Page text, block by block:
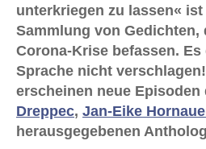
unterkriegen zu lassen«
Sammlung von Gedichten,
Corona-Krise befassen.
Sprache nicht
erscheinen neue Episoden
Dreppec, Jan-Eike
herausgegebenen